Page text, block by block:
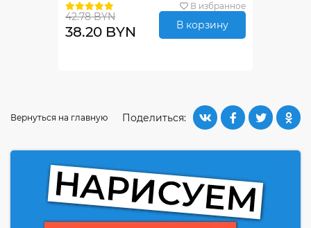
В избранное
42.78 BYN
38.20 BYN В корзину
Поделиться:
Вернуться на главную